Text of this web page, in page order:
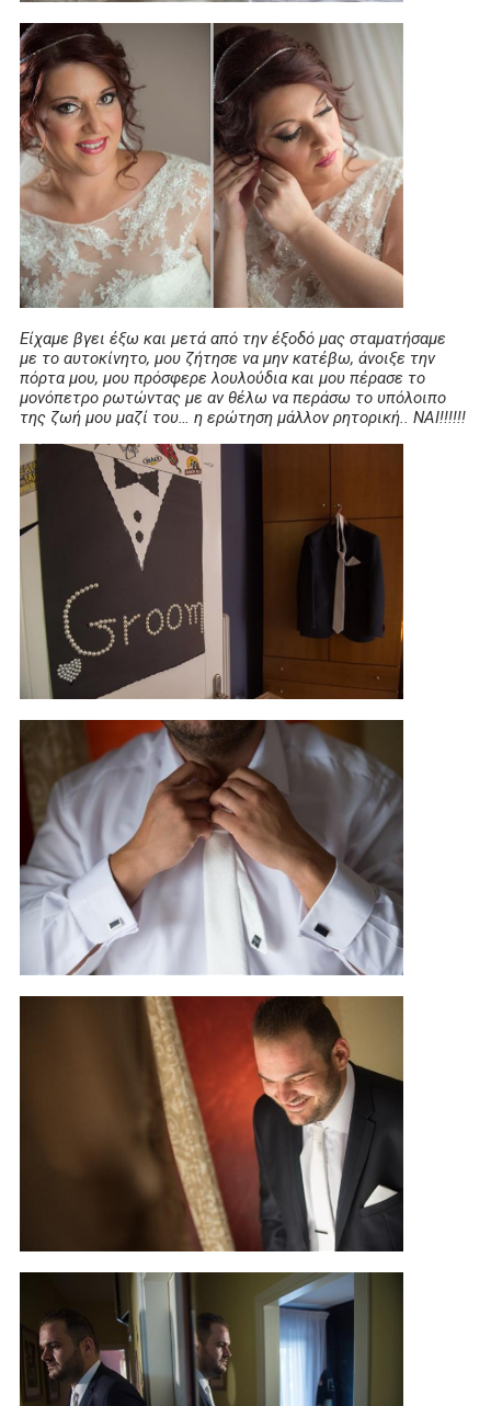
Eίχαμε βγει έξω και μετά από την έξοδό μας σταματήσαμε
με το αυτοκίνητο, μου ζήτησε να μην κατέβω, άνοιξε την
πόρτα μου, μου πρόσφερε λουλούδια και μου πέρασε το
μονόπετρο ρωτώντας με αν θέλω να περάσω το υπόλοιπο
της ζωή μου μαζί του… η ερώτηση μάλλον ρητορική.. ΝΑΙ!!!!!!